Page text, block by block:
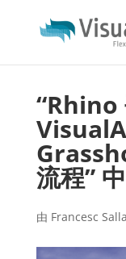
“Rhino
流程”
由 Francesc Salla